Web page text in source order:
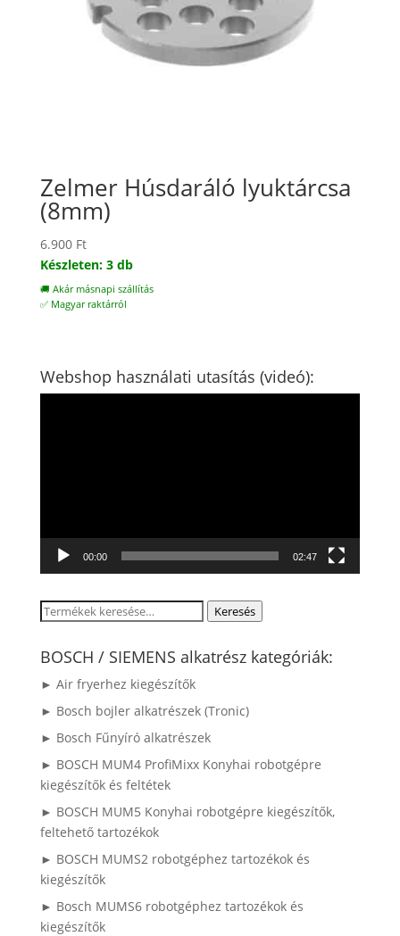
Zelmer Húsdaráló lyuktárcsa
(8mm)
6.900 Ft
Készleten: 3 db
🚚 Akár másnapi szállítás
✅ Magyar raktárról
Webshop használati utasítás (videó):
00:00 02:47
Keresés
következőre:
Keresés
BOSCH / SIEMENS alkatrész kategóriák:
► Air fryerhez kiegészítők
► Bosch bojler alkatrészek (Tronic)
► Bosch Fűnyíró alkatrészek
► BOSCH MUM4 ProfiMixx Konyhai robotgépre
kiegészítők és feltétek
► BOSCH MUM5 Konyhai robotgépre kiegészítők,
feltehető tartozékok
► BOSCH MUMS2 robotgéphez tartozékok és
kiegészítők
► Bosch MUMS6 robotgéphez tartozékok és
kiegészítők